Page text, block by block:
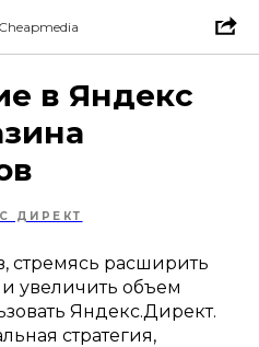
в Яндекс
ДИРЕКТ
стремясь расширить
увеличить объем
Яндекс.Директ.
стратегия,